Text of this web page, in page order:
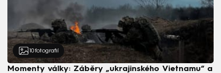
10 fotografií
Momenty války: Záběry „ukrajinského Vietnamu“ a